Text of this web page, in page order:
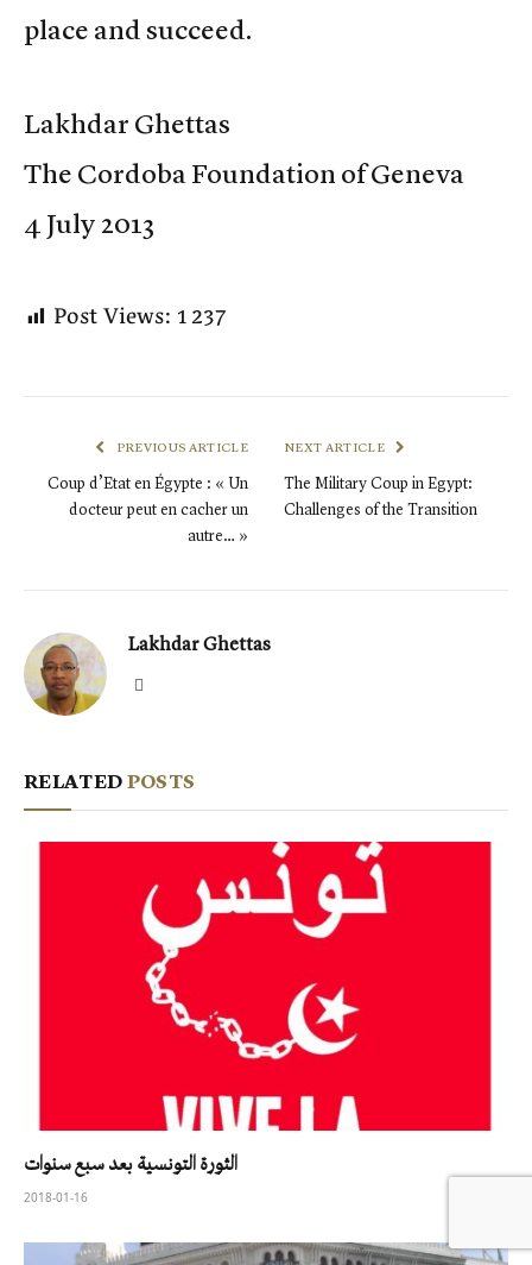
place and succeed.
Lakhdar Ghettas
The Cordoba Foundation of Geneva
4 July 2013
Post Views:1 237
PREVIOUS ARTICLE
Coup d’Etat en Égypte : « Un
docteur peut en cacher un
autre… »
NEXT ARTICLE
The Military Coup in Egypt:
Challenges of the Transition
Lakhdar Ghettas
RELATEDPOSTS
الثورة التونسية بعد سبع سنوات
2018-01-16